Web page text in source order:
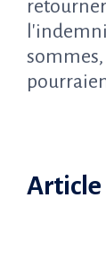
Article